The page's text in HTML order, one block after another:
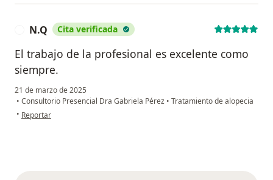
N.Q Cita verificada
El trabajo de la profesional es excelente como
siempre.
21 de marzo de 2025
• Consultorio Presencial Dra Gabriela Pérez • Tratamiento de alopecia
• en opinión del usuario N.Q
Reportar